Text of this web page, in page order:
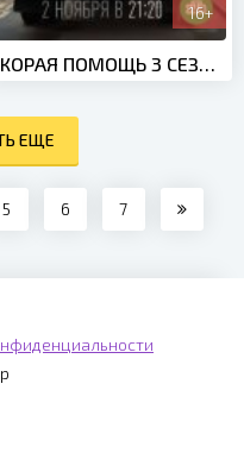
16+
СКОРАЯ ПОМОЩЬ 3 СЕЗОН (2020)
ЕЩЕ
5 6 7